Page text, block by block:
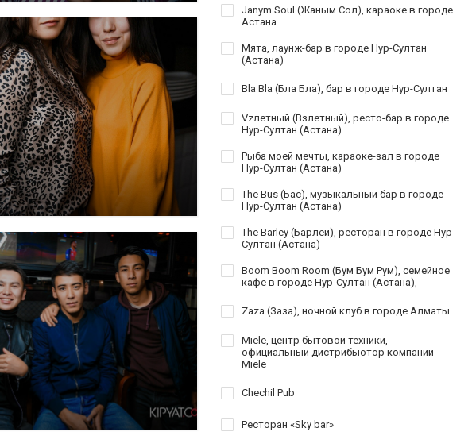
Janym Soul (Жаным Сол), караоке в городе
Астана
Мята, лаунж-бар в городе Нур-Султан
(Астана)
Bla Bla (Бла Бла), бар в городе Нур-Султан
Vzлетный (Взлетный), ресто-бар в городе
Нур-Султан (Астана)
Рыба моей мечты, караоке-зал в городе
Нур-Султан (Астана)
The Bus (Бас), музыкальный бар в городе
Нур-Султан (Астана)
The Barley (Барлей), ресторан в городе Нур-
Султан (Астана)
Boom Boom Room (Бум Бум Рум), семейное
кафе в городе Нур-Султан (Астана),
Zaza (Заза), ночной клуб в городе Алматы
Miele, центр бытовой техники,
официальный дистрибьютор компании
Miele
Chechil Pub
Ресторан «Sky bar»